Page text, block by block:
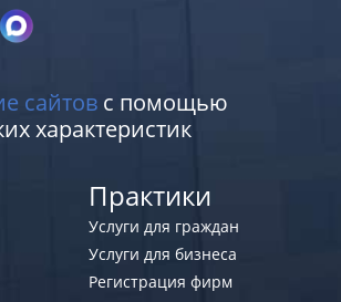
сайтов с помощью
характеристик
Практики
Услуги для граждан
Услуги для бизнеса
Регистрация фирм